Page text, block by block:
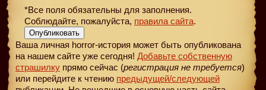
*Все поля обязательны для заполнения.
Соблюдайте, пожалуйста, правила сайта.
Опубликовать
Ваша личная horror-история может быть опубликована
на нашем сайте уже сегодня! Добавьте собственную
страшилку прямо сейчас (регистрация не требуется)
или перейдите к чтению предыдущей/следующей